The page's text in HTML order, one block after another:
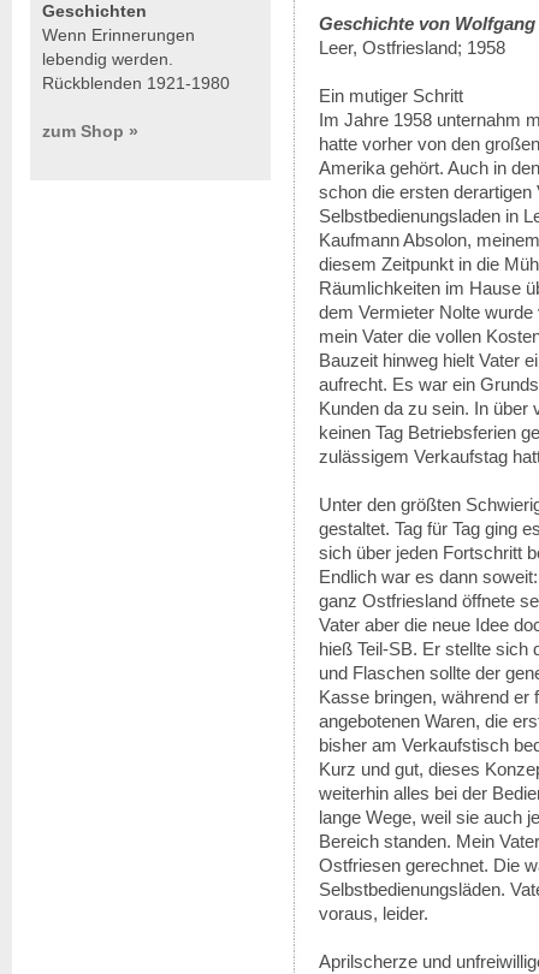
Geschichten
Wenn Erinnerungen
lebendig werden.
Rückblenden 1921-1980
zum Shop »
Geschichte von
Leer, Ostfriesland; 1958
Ein mutiger Schritt
Im Jahre 1958 unternahm
hatte vorher von den
Amerika gehört. Auch in
schon die ersten
Selbstbedienungsladen in
Kaufmann Absolon,
diesem Zeitpunkt in die
Räumlichkeiten im Hause
dem Vermieter Nolte
mein Vater die vollen
Bauzeit hinweg hielt Vater
aufrecht. Es war ein
Kunden da zu sein. In über
keinen Tag Betriebsferien
zulässigem Verkaufstag
Unter den größten
gestaltet. Tag für Tag ging
sich über jeden Fortschritt
Endlich war es dann
ganz Ostfriesland öffnete
Vater aber die neue Idee
hieß Teil-SB. Er stellte sich
und Flaschen sollte der
Kasse bringen, während er
angebotenen Waren, die
bisher am Verkaufstisch
Kurz und gut, dieses
weiterhin alles bei der
lange Wege, weil sie auch
Bereich standen. Mein
Ostfriesen gerechnet. Die
Selbstbedienungsläden.
voraus, leider.
Aprilscherze und